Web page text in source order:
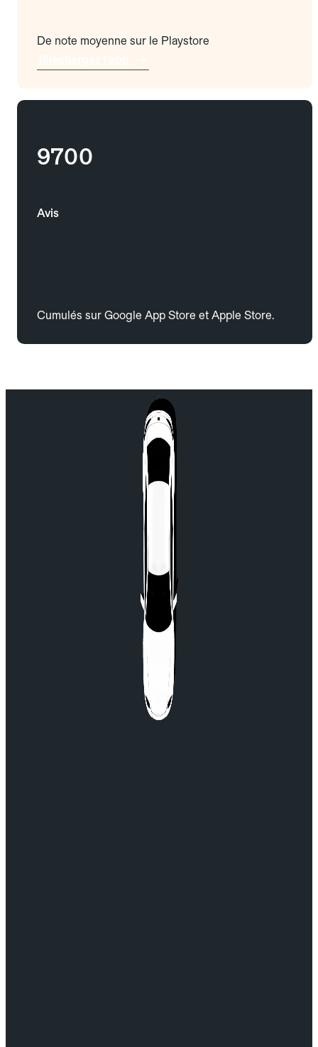
De note moyenne sur le Playstore
9700
Avis
Cumulés sur Google App Store et Apple Store.